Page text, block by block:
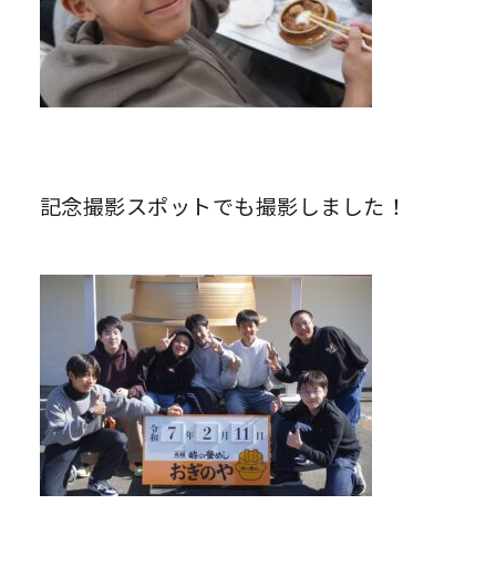
記念撮影スポットでも撮影しました！